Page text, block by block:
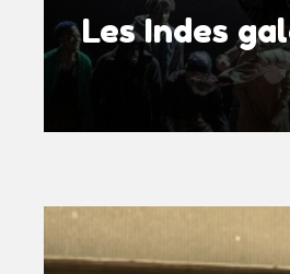
Les Indes